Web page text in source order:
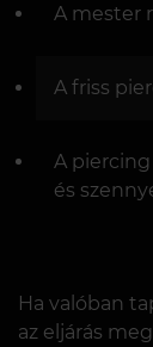
A mester
A friss
A
és
Ha valóban
az eljárás